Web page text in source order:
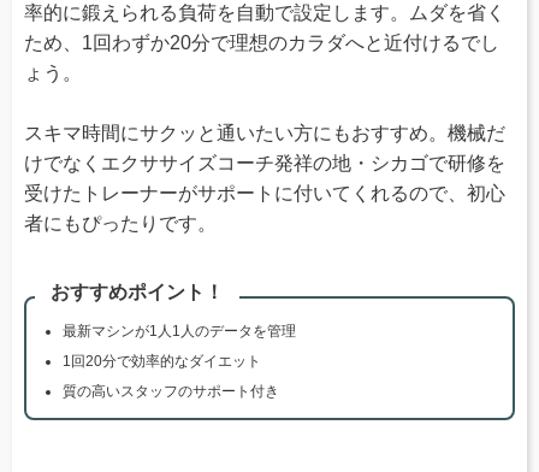
率的に鍛えられる負荷を自動で設定します。ムダを省く
ため、1回わずか20分で理想のカラダへと近付けるでし
ょう。
スキマ時間にサクッと通いたい方にもおすすめ。機械だ
けでなくエクササイズコーチ発祥の地・シカゴで研修を
受けたトレーナーがサポートに付いてくれるので、初心
者にもぴったりです。
おすすめポイント！
最新マシンが1人1人のデータを管理
1回20分で効率的なダイエット
質の高いスタッフのサポート付き